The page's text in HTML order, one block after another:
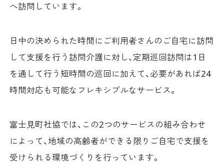
へ訪問しています。
日中の決められた時間にご利用者さんのご自宅に訪問
して支援を行う訪問介護に対し、定期巡回訪問は1日
を通して行う短時間の巡回に加えて、必要があれば24
時間対応も可能なフレキシブルなサービス。
富士見町社協では、この2つのサービスの組み合わせ
によって、地域の高齢者ができる限りご自宅で支援を
受けられる環境づくりを行っています。